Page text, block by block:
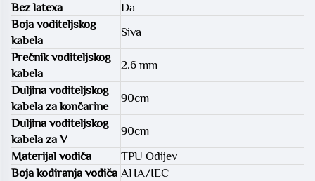
Bez latexa
Da
Boja voditeljskog
kabela
Siva
Prečnik voditeljskog
kabela
2.6 mm
Duljina voditeljskog
kabela za končarine
90cm
Duljina voditeljskog
kabela za V
90cm
Materijal vodiča
TPU Odijev
Boja kodiranja vodiča AHA/IEC